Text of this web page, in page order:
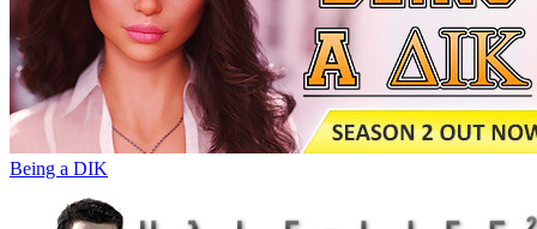
Being a DIK